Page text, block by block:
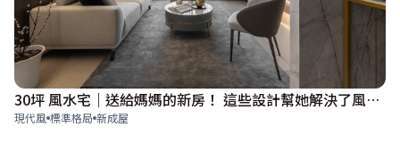
30坪 風水宅｜送給媽媽的新房！ 這些設計幫她解決了風水和安全感？！
現代風 標準格局 新成屋